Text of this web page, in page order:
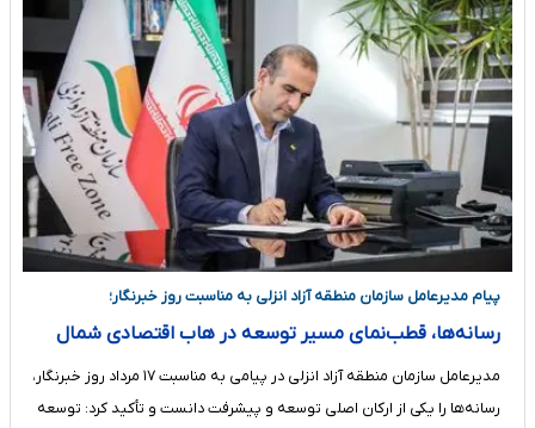
پیام مدیرعامل سازمان منطقه آزاد انزلی به مناسبت روز خبرنگار؛
رسانه‌ها، قطب‌نمای مسیر توسعه در هاب اقتصادی شمال
مدیرعامل سازمان منطقه آزاد انزلی در پیامی به مناسبت ۱۷ مرداد روز خبرنگار،
رسانه‌ها را یکی از ارکان اصلی توسعه و پیشرفت دانست و تأکید کرد: توسعه